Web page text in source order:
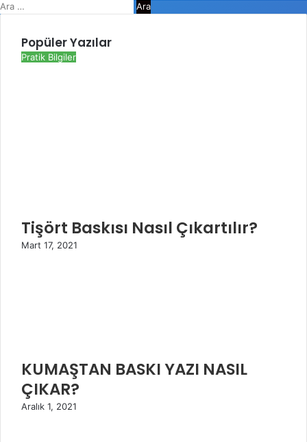
Facebook
Twitter
WhatsApp
Telegram
Viber
Kapalı
Arama:
Popüler Yazılar
Pratik Bilgiler
Tişört Baskısı Nasıl Çıkartılır?
Mart 17, 2021
KUMAŞTAN BASKI YAZI NASIL
ÇIKAR?
Aralık 1, 2021